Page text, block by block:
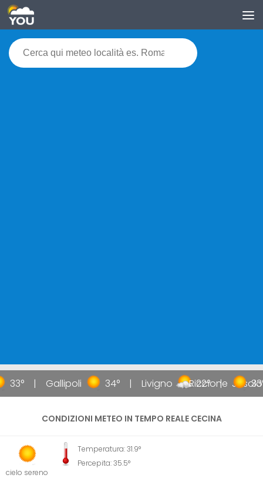
33° Gallipoli 34° Livigno 22° Jesolo
Riccione 33°
CONDIZIONI METEO IN TEMPO REALE CECINA
cielo sereno
Temperatura: 31.9°
Percepita: 35.5°